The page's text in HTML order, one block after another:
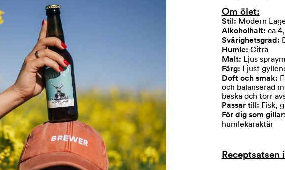
Om ölet:
Stil: Modern
Alkoholhalt: ca
Svårighetsgrad:
Humle: Citra
Malt: Ljus
Färg: Ljust
Doft och smak:
och balanserad
beska och torr
Passar till: Fisk,
För dig som
humlekaraktär
Receptsatsen